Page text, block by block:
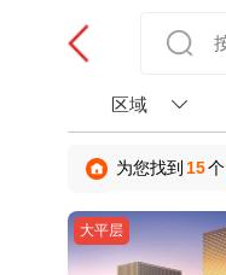
区域
为您找到 15个
大平层